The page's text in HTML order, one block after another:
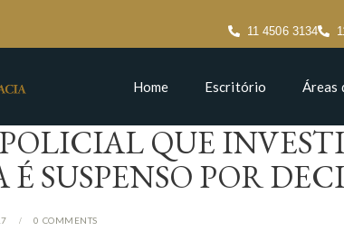
11 4506 3134
Home Escritório Áreas
QUE
SUSPENSO POR
0 COMMENTS